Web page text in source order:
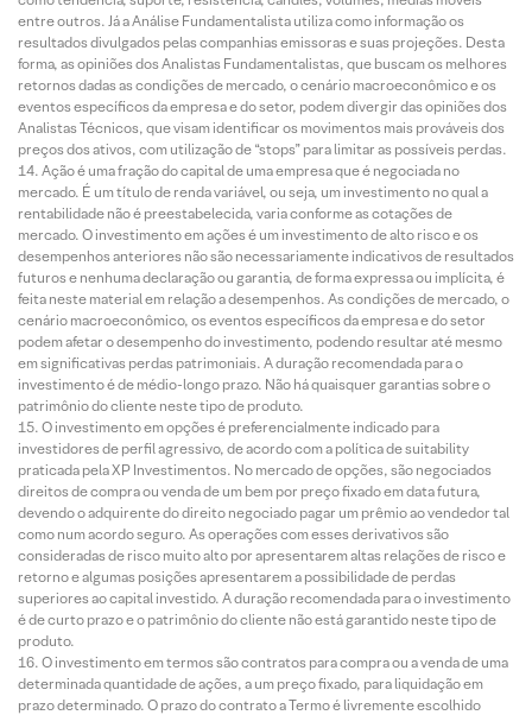
entre outros. Já a Análise Fundamentalista utiliza como informação os
resultados divulgados pelas companhias emissoras e suas projeções. Desta
forma, as opiniões dos Analistas Fundamentalistas, que buscam os melhores
retornos dadas as condições de mercado, o cenário macroeconômico e os
eventos específicos da empresa e do setor, podem divergir das opiniões dos
Analistas Técnicos, que visam identificar os movimentos mais prováveis dos
preços dos ativos, com utilização de “stops” para limitar as possíveis perdas.
Ação é uma fração do capital de uma empresa que é negociada no
mercado. É um título de renda variável, ou seja, um investimento no qual a
rentabilidade não é preestabelecida, varia conforme as cotações de
mercado. O investimento em ações é um investimento de alto risco e os
desempenhos anteriores não são necessariamente indicativos de resultados
futuros e nenhuma declaração ou garantia, de forma expressa ou implícita, é
feita neste material em relação a desempenhos. As condições de mercado, o
cenário macroeconômico, os eventos específicos da empresa e do setor
podem afetar o desempenho do investimento, podendo resultar até mesmo
em significativas perdas patrimoniais. A duração recomendada para o
investimento é de médio-longo prazo. Não há quaisquer garantias sobre o
patrimônio do cliente neste tipo de produto.
O investimento em opções é preferencialmente indicado para
investidores de perfil agressivo, de acordo com a política de suitability
praticada pela XP Investimentos. No mercado de opções, são negociados
direitos de compra ou venda de um bem por preço fixado em data futura,
devendo o adquirente do direito negociado pagar um prêmio ao vendedor tal
como num acordo seguro. As operações com esses derivativos são
consideradas de risco muito alto por apresentarem altas relações de risco e
retorno e algumas posições apresentarem a possibilidade de perdas
superiores ao capital investido. A duração recomendada para o investimento
é de curto prazo e o patrimônio do cliente não está garantido neste tipo de
produto.
O investimento em termos são contratos para compra ou a venda de uma
determinada quantidade de ações, a um preço fixado, para liquidação em
prazo determinado. O prazo do contrato a Termo é livremente escolhido